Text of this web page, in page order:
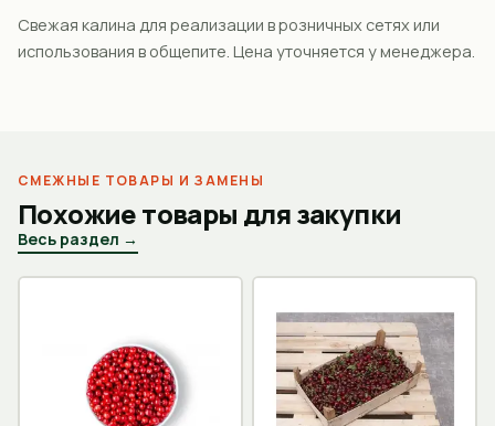
Свежая калина для реализации в розничных сетях или
использования в общепите. Цена уточняется у менеджера.
СМЕЖНЫЕ ТОВАРЫ И ЗАМЕНЫ
Похожие товары для закупки
Весь раздел →